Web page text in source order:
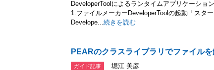
DeveloperToolによるランタイムアプリケーショ
1.ファイルメーカーDeveloperToolの起動「スタ
Develope...続きを読む
PEARのクラスライブラリでファイル
ガイド記事
堀江 美彦